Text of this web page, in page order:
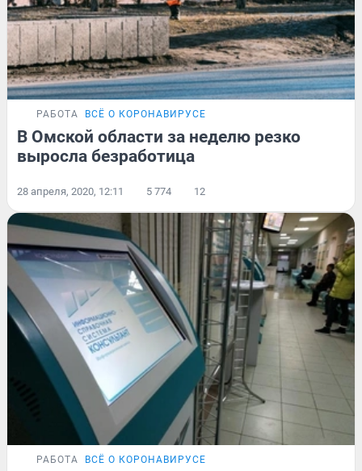
РАБОТА ВСЁ О КОРОНАВИРУСЕ
В Омской области за неделю резко
выросла безработица
28 апреля, 2020, 12:11 5 774 12
РАБОТА ВСЁ О КОРОНАВИРУСЕ